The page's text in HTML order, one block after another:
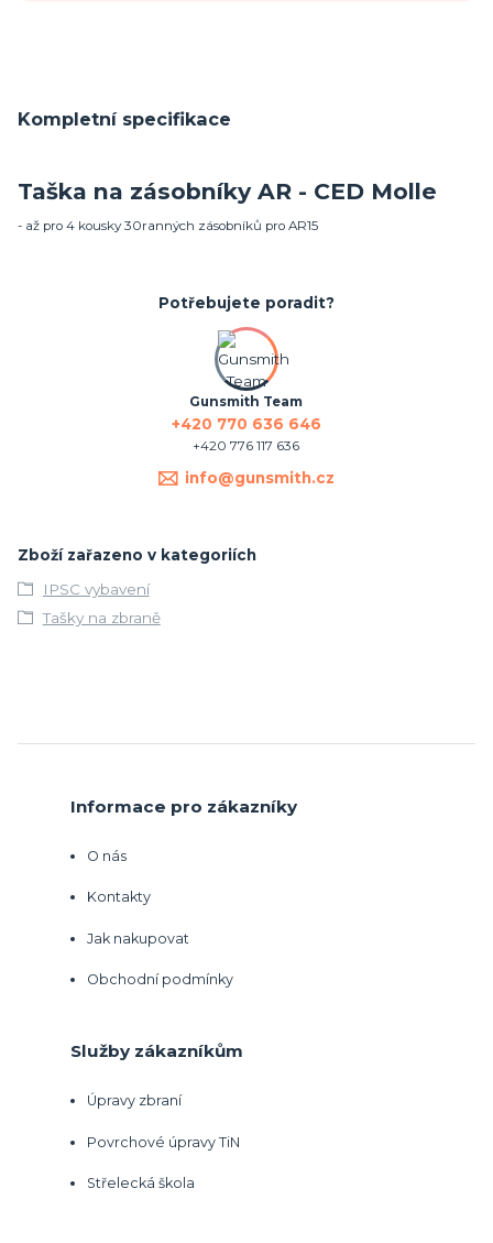
Kompletní specifikace
Taška na zásobníky AR - CED Molle
- až pro 4 kousky 30ranných zásobníků pro AR15
Potřebujete poradit?
Gunsmith Team
+420 770 636 646
+420 776 117 636
info@gunsmith.cz
Zboží zařazeno v kategoriích
IPSC vybavení
Tašky na zbraně
Informace pro zákazníky
O nás
Kontakty
Jak nakupovat
Obchodní podmínky
Služby zákazníkům
Úpravy zbraní
Povrchové úpravy TiN
Střelecká škola